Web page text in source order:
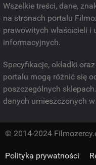
Wszelkie treści, dane,
na stronach portalu
prawowitych właścicieli i
informacyjnych.
Specyfikacje, okładki
portalu mogą różnić się
poszczególnych
danych umieszczonych
© 2014-2024
Polityka prywatności